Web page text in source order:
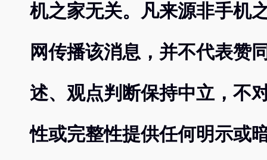
机之家无关。凡来源非手机
网传播该消息，并不代表赞
述、观点判断保持中立，不
性或完整性提供任何明示或